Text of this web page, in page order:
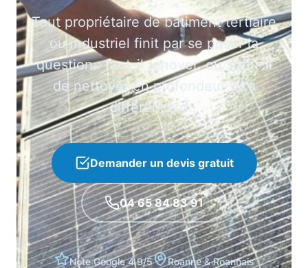
Tout propriétaire de bâtiment tertiaire
ou industriel finit par se poser la
question : faut-il rénover, ou suffit-il
de nettoyer en profondeur ? La
différence d…
Demander un devis gratuit
04 65 84 83 91
Note Google 4.9/5
Roanne & Roannais